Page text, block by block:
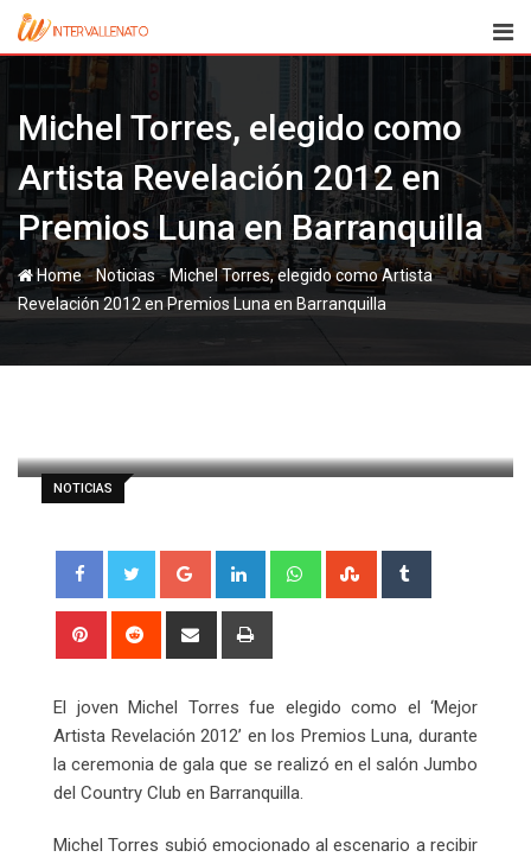
Skip
Michel Torres, elegido como
Artista Revelación 2012 en
Premios Luna en Barranquilla
Home-Noticias-Michel Torres, elegido como Artista
Revelación 2012 en Premios Luna en Barranquilla
NOTICIAS
paul
21 noviembre, 2012
Google+ LinkedIn WhatsappStumbleUpon
Pinterest Reddit
Share
El joven Michel Torres fue elegido como el ‘Mejor
Artista Revelación 2012’ en los Premios Luna, durante
la ceremonia de gala que se realizó en el salón Jumbo
del Country Club en Barranquilla.
Michel Torres subió emocionado al escenario a recibir